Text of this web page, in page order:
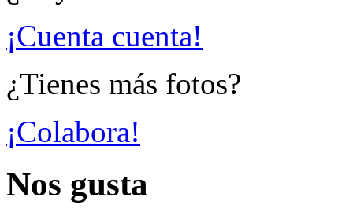
¡Cuenta cuenta!
¿Tienes más fotos?
¡Colabora!
Nos gusta